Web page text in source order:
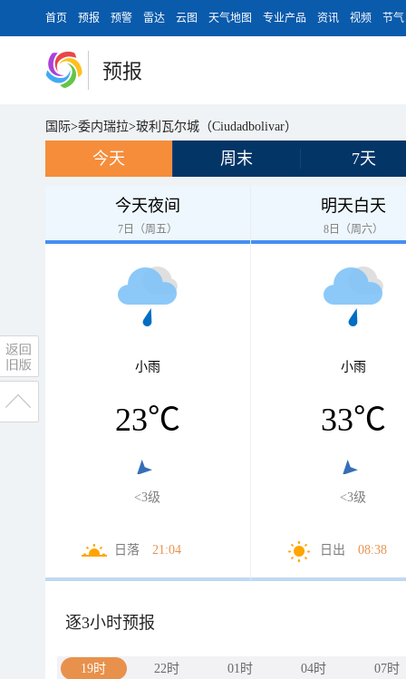
首页 预报 预警 雷达 云图 天气地图 专业产品 资讯 视频 节气
预报
国际>委内瑞拉>玻利瓦尔城（Ciudadbolivar）
今天 周末 7天
今天夜间
7日（周五）
小雨
23℃
<3级
日落 21:04
明天白天
8日（周六）
小雨
33℃
<3级
日出 08:38
逐3小时预报
19时 22时 01时 04时 07时